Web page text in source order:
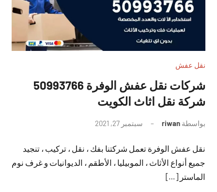
نقل عفش
شركات نقل عفش الوفرة 50993766
شركة نقل اثاث الكويت
بواسطة riwan سبتمبر 27, 2021
تعليقات
نقل عفش الوفرة تعمل شركتنا بفك ، نقل ، تركيب ، تنجيد
جميع أنواع الأثاث ، الموبيليا ، الأطقم ، الديوانيات و غرف نوم
الماستر […]